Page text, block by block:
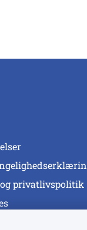
privatlivspolitik